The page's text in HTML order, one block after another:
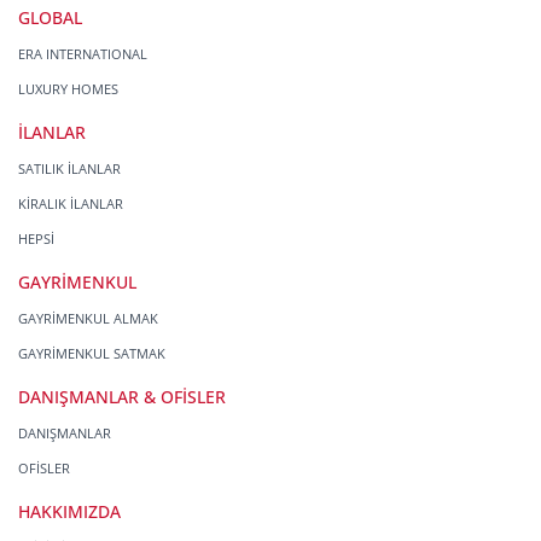
Danışmanlık Hizmetleri A.Ş.; kişisel verilerin hangi
amaçla işleneceğini belirlemekle ve bu amaçları
bilgisine sunmakla yükümlüdür. Kişisel veriler
belirtilen meşru ve hukuka uygun amaçlar dışında
4. İşlendikleri Amaçla Bağlantılı, Sınırlı ve Ölçülü
Danışmanlık Hizmetleri A.Ş.; kişisel verileri
belirlenen amaçların gerçekleştirilmesine elverişli
verilerin işlenmesinden kaçınacaktır.
5. İlgili Mevzuatta Öngörülen veya İşlendikleri
Amaç İçin Gerekli Olan Süre Kadar Muhafaza Etme
Era Gayrimenkul Franchising Pazarlama ve
GLOBAL
ERA INTERNATIONAL
LUXURY HOMES
İLANLAR
SATILIK İLANLAR
KİRALIK İLANLAR
HEPSİ
GAYRİMENKUL
GAYRİMENKUL ALMAK
GAYRİMENKUL SATMAK
DANIŞMANLAR & OFİSLER
DANIŞMANLAR
OFİSLER
HAKKIMIZDA